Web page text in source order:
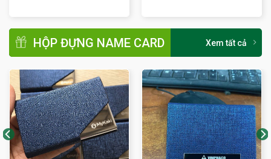
HỘP ĐỰNG NAME CARD Xem tất cả